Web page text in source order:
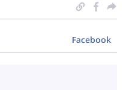
Facebook